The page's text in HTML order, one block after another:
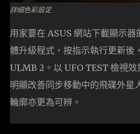
詳細色彩設定
用家要在 ASUS 網站下載顯示
體升級程式，按指示執行更新後
ULMB 2。以 UFO TEST 檢視
明顯改善同步移動中的飛碟外星
輪廓亦更為可辨。